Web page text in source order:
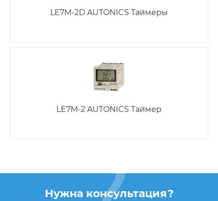
LE7M-2D AUTONICS Таймеры
LE7M-2 AUTONICS Таймер
Нужна консультация?